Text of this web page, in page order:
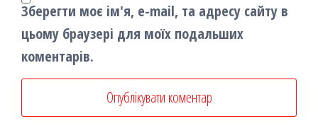
Зберегти моє ім'я, e-mail, та адресу сайту в
цьому браузері для моїх подальших
коментарів.